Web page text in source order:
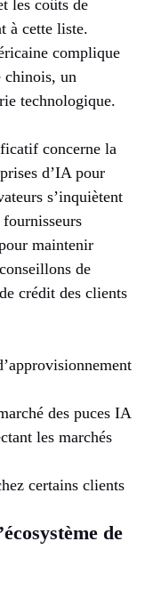
les coûts de
à cette liste.
complique
chinois, un
technologique.
concerne la
d’IA pour
s’inquiètent
maintenir
de
crédit des clients
des puces IA
les marchés
certains clients
de